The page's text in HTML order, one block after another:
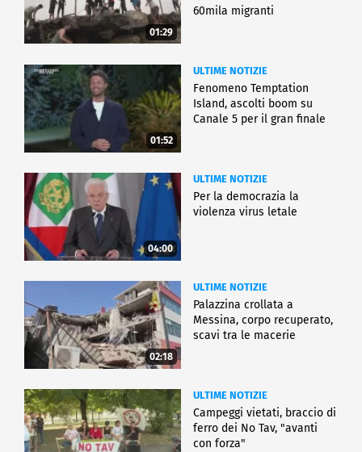
01:29
60mila migranti
01:52
ULTIME NOTIZIE
Fenomeno Temptation
Island, ascolti boom su
Canale 5 per il gran finale
04:00
ULTIME NOTIZIE
Per la democrazia la
violenza virus letale
02:18
ULTIME NOTIZIE
Palazzina crollata a
Messina, corpo recuperato,
scavi tra le macerie
ULTIME NOTIZIE
Campeggi vietati, braccio di
ferro dei No Tav, "avanti
con forza"